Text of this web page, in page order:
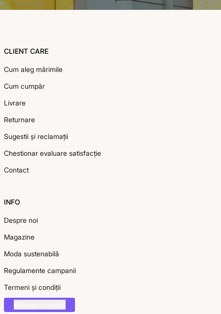
CLIENT CARE
Cum aleg mărimile
Cum cumpăr
Livrare
Returnare
Sugestii și reclamații
Chestionar evaluare satisfacție
Contact
INFO
Despre noi
Magazine
Moda sustenabilă
Regulamente campanii
Termeni și condiții